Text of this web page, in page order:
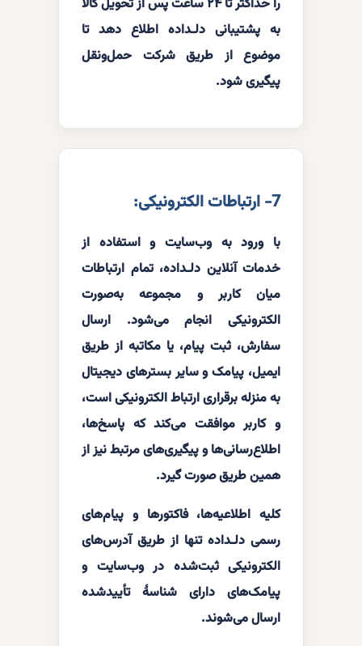
را حداکثر تا ۲۴ ساعت پس از تحویل کالا
به پشتیبانی دلـداده اطلاع دهد تا
موضوع از طریق شرکت حمل‌ونقل
پیگیری شود.
7- ارتباطات الکترونیکی:
با ورود به وب‌سایت و استفاده از
خدمات آنلاین دلـداده، تمام ارتباطات
میان کاربر و مجموعه به‌صورت
الکترونیکی انجام می‌شود. ارسال
سفارش، ثبت پیام، یا مکاتبه از طریق
ایمیل، پیامک و سایر بسترهای دیجیتال
به منزله برقراری ارتباط الکترونیکی است،
و کاربر موافقت می‌کند که پاسخ‌ها،
اطلاع‌رسانی‌ها و پیگیری‌های مرتبط نیز از
همین طریق صورت گیرد.
کلیه اطلاعیه‌ها، فاکتورها و پیام‌های
رسمی دلـداده تنها از طریق آدرس‌های
الکترونیکی ثبت‌شده در وب‌سایت و
پیامک‌های دارای شناسهٔ تأییدشده
ارسال می‌شوند.